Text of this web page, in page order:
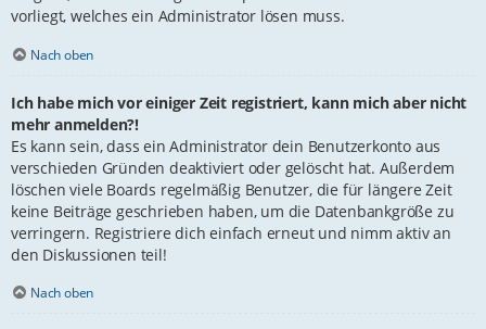
vorliegt, welches ein Administrator lösen muss.
Nach oben
Ich habe mich vor einiger Zeit registriert, kann mich aber nicht
mehr anmelden?!
Es kann sein, dass ein Administrator dein Benutzerkonto aus
verschieden Gründen deaktiviert oder gelöscht hat. Außerdem
löschen viele Boards regelmäßig Benutzer, die für längere Zeit
keine Beiträge geschrieben haben, um die Datenbankgröße zu
verringern. Registriere dich einfach erneut und nimm aktiv an
den Diskussionen teil!
Nach oben